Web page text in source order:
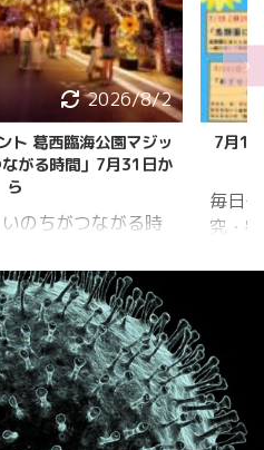
2026/8/1
類園ウォッチングセ
みつきち
り沢山 自由研
歓迎♪
ヨー
回の